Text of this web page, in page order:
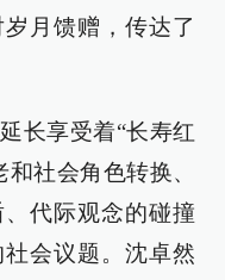
月馈赠，传达了
长享受着“长寿红
社会角色转换、
代际观念的碰撞
会议题。沈卓然